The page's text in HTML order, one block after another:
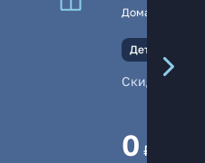
Домашний
Детали
Скидка
0 ₽/мес